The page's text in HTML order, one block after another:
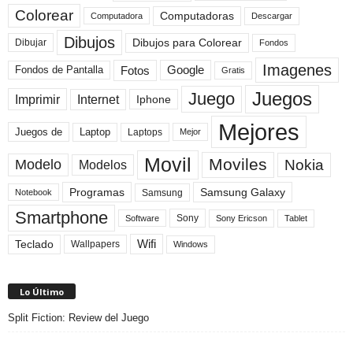
Colorear Computadora Computadoras Descargar
Dibujar Dibujos Dibujos para Colorear Fondos
Fondos de Pantalla Fotos Google Gratis Imagenes
Imprimir Internet Iphone Juego Juegos
Juegos de Laptop Laptops Mejor Mejores
Modelo Modelos Movil Moviles Nokia
Notebook Programas Samsung Samsung Galaxy
Smartphone Software Sony Sony Ericson Tablet
Teclado Wallpapers Wifi Windows
Lo Último
Split Fiction: Review del Juego